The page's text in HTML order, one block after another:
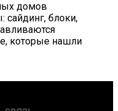
домов
сайдинг, блоки,
которые нашли